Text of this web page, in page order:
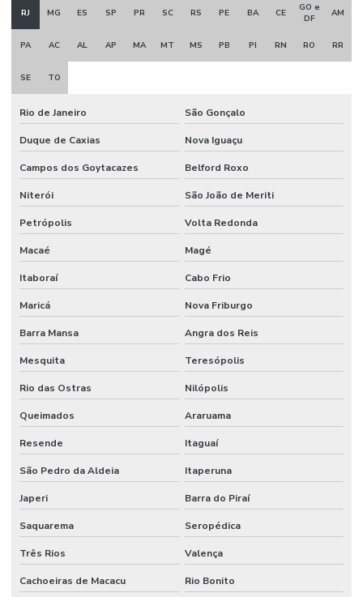
RJ MG ES SP PR SC RS PE BA CE
GO e
DF
AM
PA AC AL AP MA MT MS PB PI RN RO RR
SE TO
Rio de Janeiro São Gonçalo
Duque de Caxias Nova Iguaçu
Campos dos Goytacazes Belford Roxo
Niterói São João de Meriti
Petrópolis Volta Redonda
Macaé Magé
Itaboraí Cabo Frio
Maricá Nova Friburgo
Barra Mansa Angra dos Reis
Mesquita Teresópolis
Rio das Ostras Nilópolis
Queimados Araruama
Resende Itaguaí
São Pedro da Aldeia Itaperuna
Japeri Barra do Piraí
Saquarema Seropédica
Três Rios Valença
Cachoeiras de Macacu Rio Bonito